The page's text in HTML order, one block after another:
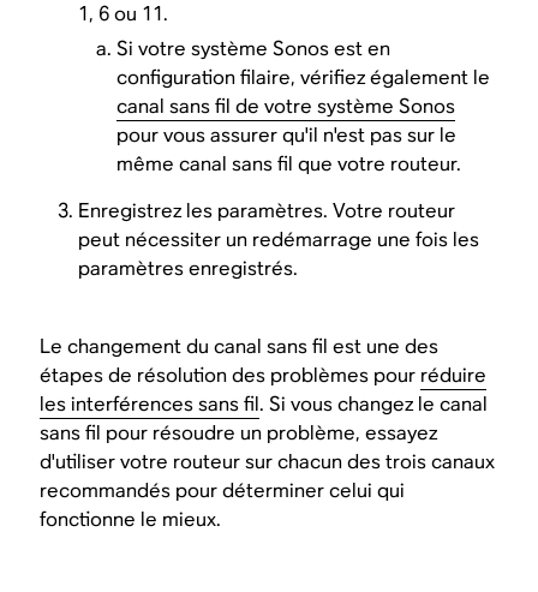
1, 6 ou 11.
Si votre système Sonos est en
configuration filaire, vérifiez également le
canal sans fil de votre système Sonos
pour vous assurer qu'il n'est pas sur le
même canal sans fil que votre routeur.
Enregistrez les paramètres. Votre routeur
peut nécessiter un redémarrage une fois les
paramètres enregistrés.
Le changement du canal sans fil est une des
étapes de résolution des problèmes pour réduire
les interférences sans fil. Si vous changez le canal
sans fil pour résoudre un problème, essayez
d'utiliser votre routeur sur chacun des trois canaux
recommandés pour déterminer celui qui
fonctionne le mieux.